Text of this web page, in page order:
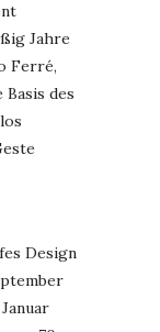
Jahre
Ferré,
des
Design